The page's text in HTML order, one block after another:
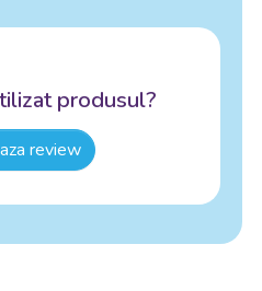
produsul?
review